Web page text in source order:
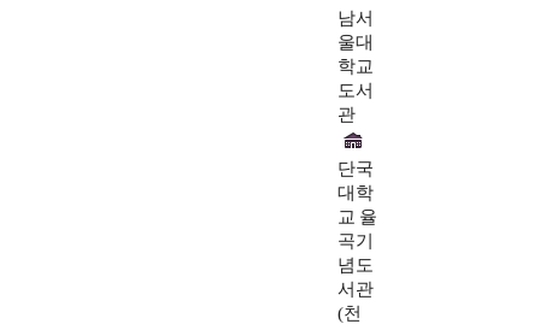
남서
울대
학교
도서
관
단국
대학
교 율
곡기
념도
서관
(천